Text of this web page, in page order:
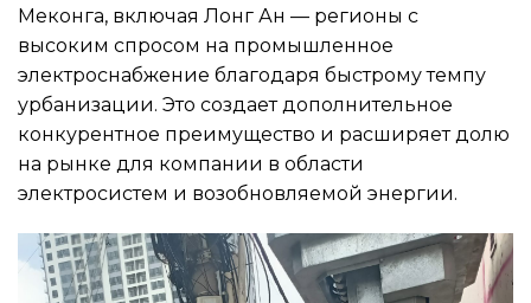
Меконга, включая Лонг Ан — регионы с
высоким спросом на промышленное
электроснабжение благодаря быстрому темпу
урбанизации. Это создает дополнительное
конкурентное преимущество и расширяет долю
на рынке для компании в области
электросистем и возобновляемой энергии.